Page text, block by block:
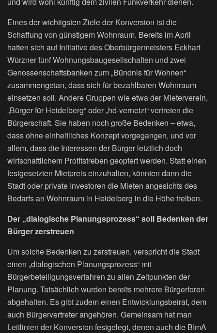
Eines der wichtigsten Ziele der Konversion ist die
Schaffung von günstigem Wohnraum. Bereits im April
hatten sich auf Initiative des Oberbürgermeisters Eckhart
Würzner fünf Wohnungsbaugesellschaften und zwei
Genossenschaftsbanken zum „Bündnis für Wohnen“
zusammengetan, dass sich für bezahlbaren Wohnraum
einsetzen soll. Andere Gruppen wie etwa der Mieterverein,
„Bürger für Heidelberg“ oder „hd-vernetzt“ vertreten die
Bürgerschaft. Sie haben noch große Bedenken – etwa,
dass ohne einheitliches Konzept vorgegangen, und vor
allem, dass die Interessen der Bürger letztlich doch
wirtschaftlichem Profitstreben geopfert werden. Statt einen
festgesetzten Mietpreis einzuhalten, könnten dann die
Stadt oder private Investoren die Mieten angesichts des
Bedarfs an Wohnraum in Heidelberg in die Höhe treiben.
Der „dialogische Planungsprozess“ soll Bedenken der
Bürger zerstreuen
Um solche Bedenken zu zerstreuen, verspricht die Stadt
einen „dialogischen Planungsprozess“ mit
Bürgerbeteiligungsverfahren zu allen Zeitpunkten der
Planung. Tatsächlich wurden bereits mehrere Bürgerforen
abgehalten. Es gibt zudem einen Entwicklungsbeirat, dem
auch Bürgervertreter angehören. Gemeinsam hat man
Leitlinien der Konversion festgelegt, denen auch die BImA